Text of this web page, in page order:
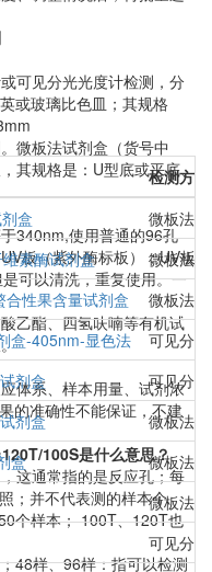
可见分光光度计检测，分
或玻璃比色皿；其规格
微板法试剂盒（货号中
其规格是：U型底或平底、
340nm,使用普通的96孔
板（紫外酶标板）；UV板
可以清洗，重复使用。一
乙酯、四氢呋喃等有机试
体系、样本用量、试剂浓
的准确性不能保证，不建
100S是什么意思？
这通常指的是反应孔；每
；并不代表测的样本个
个样本； 100T、120T也
48样、96样：指可以检测
检测方法
盒
微板法(
素酶试剂盒
微板法(
性果含量试剂盒
微板法
盒-405nm-显色法
可见分
剂盒
可见分
剂盒
微板法
盒
微板法
微板法
可见分